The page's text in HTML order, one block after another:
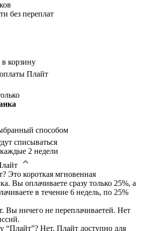
без переплат
корзину
Плайт
способом
списываться
2 недели
Это короткая мгновенная
Вы оплачиваете сразу только 25%, а
в течение 6 недель, по 25%
Вы ничего не переплачиваетей. Нет
“Плайт”? Нет. Плайт доступно для